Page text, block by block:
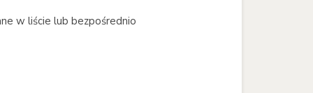
w liście lub bezpośrednio